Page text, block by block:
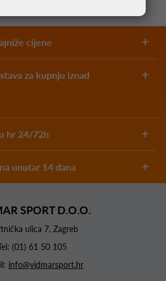
cijene
za kupnju iznad
hr 24/72h
unutar 14 dana
SPORT D.O.O.
ulica 7, Zagreb
(01) 61 50 105
info@vidmarsport.hr